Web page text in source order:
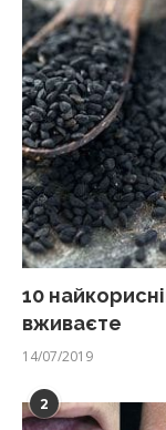
10
вживаєте
14/07/2019
2